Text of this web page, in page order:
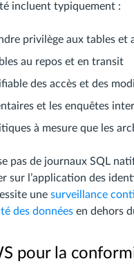
incluent typiquement :
privilège aux tables et
au repos et en transit
des accès et des
et les enquêtes
à mesure que les
pas de journaux SQL
sur l’application des
une surveillance
des données en dehors
pour la